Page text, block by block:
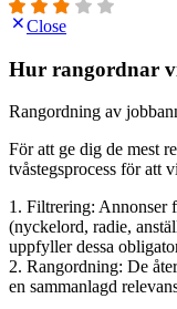
Close
Hur rangordnar
Rangordning av
För att ge dig de mest
tvåstegsprocess för att
1. Filtrering: Annonser
(nyckelord, radie,
uppfyller dessa
2. Rangordning: De
en sammanlagd